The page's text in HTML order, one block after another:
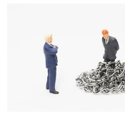
しかし、実績とい
うに、すぐに数字
はなかなか評価が